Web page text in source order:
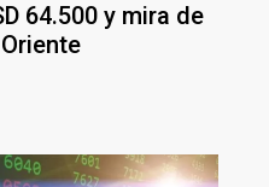
64.500 y mira de